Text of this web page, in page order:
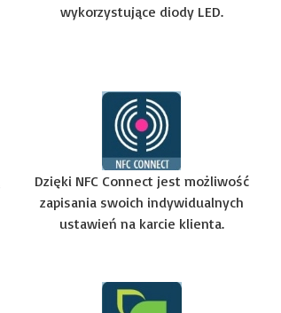
wykorzystujące diody LED.
Dzięki NFC Connect jest możliwość
zapisania swoich indywidualnych
ustawień na karcie klienta.